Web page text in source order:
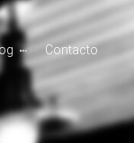
Contacto